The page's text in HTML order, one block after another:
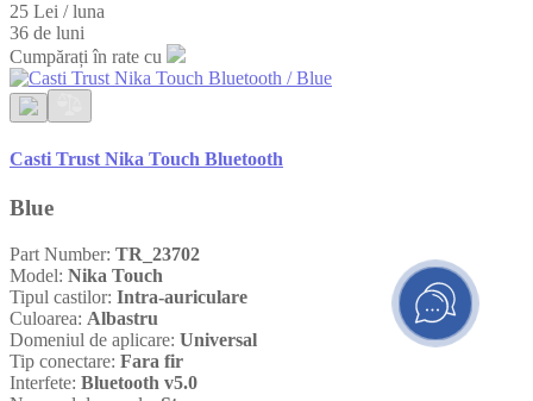
25 Lei / luna
36 de luni
Cumpărați în rate cu
Casti Trust Nika Touch Bluetooth
Blue
Part Number: TR_23702
Model: Nika Touch
Tipul castilor: Intra-auriculare
Culoarea: Albastru
Domeniul de aplicare: Universal
Tip conectare: Fara fir
Interfete: Bluetooth v5.0